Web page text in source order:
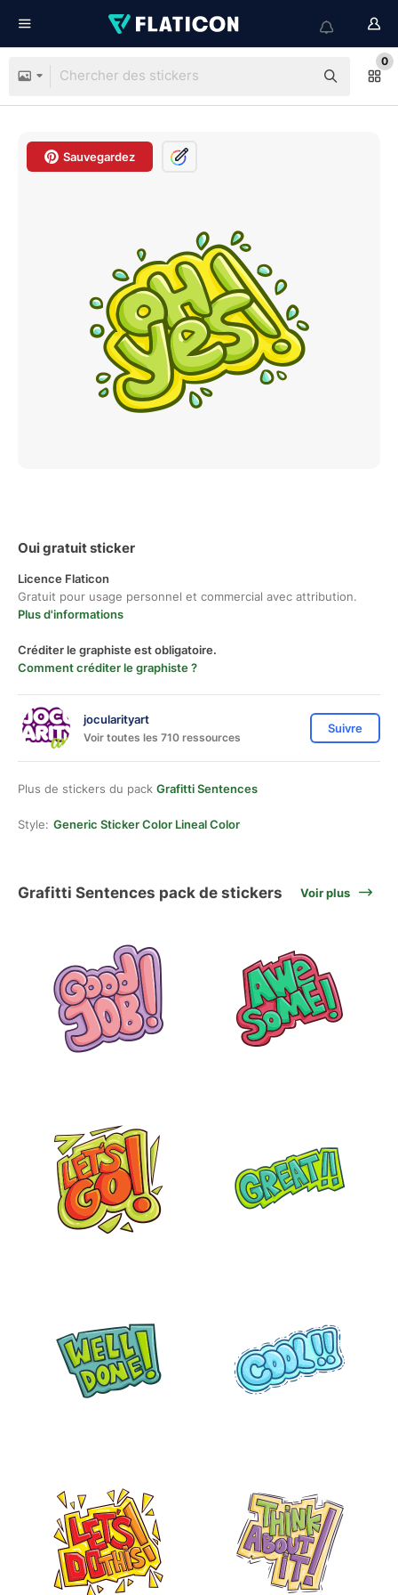
0
Sauvegardez
Oui gratuit sticker
Licence Flaticon
Gratuit pour usage personnel et commercial avec attribution.
Plus d'informations
Créditer le graphiste est obligatoire.
Comment créditer le graphiste ?
jocularityart
Voir toutes les 710 ressources
Suivre
Plus de stickers du pack Grafitti Sentences
Style: Generic Sticker Color Lineal Color
Grafitti Sentences pack de stickers Voir plus